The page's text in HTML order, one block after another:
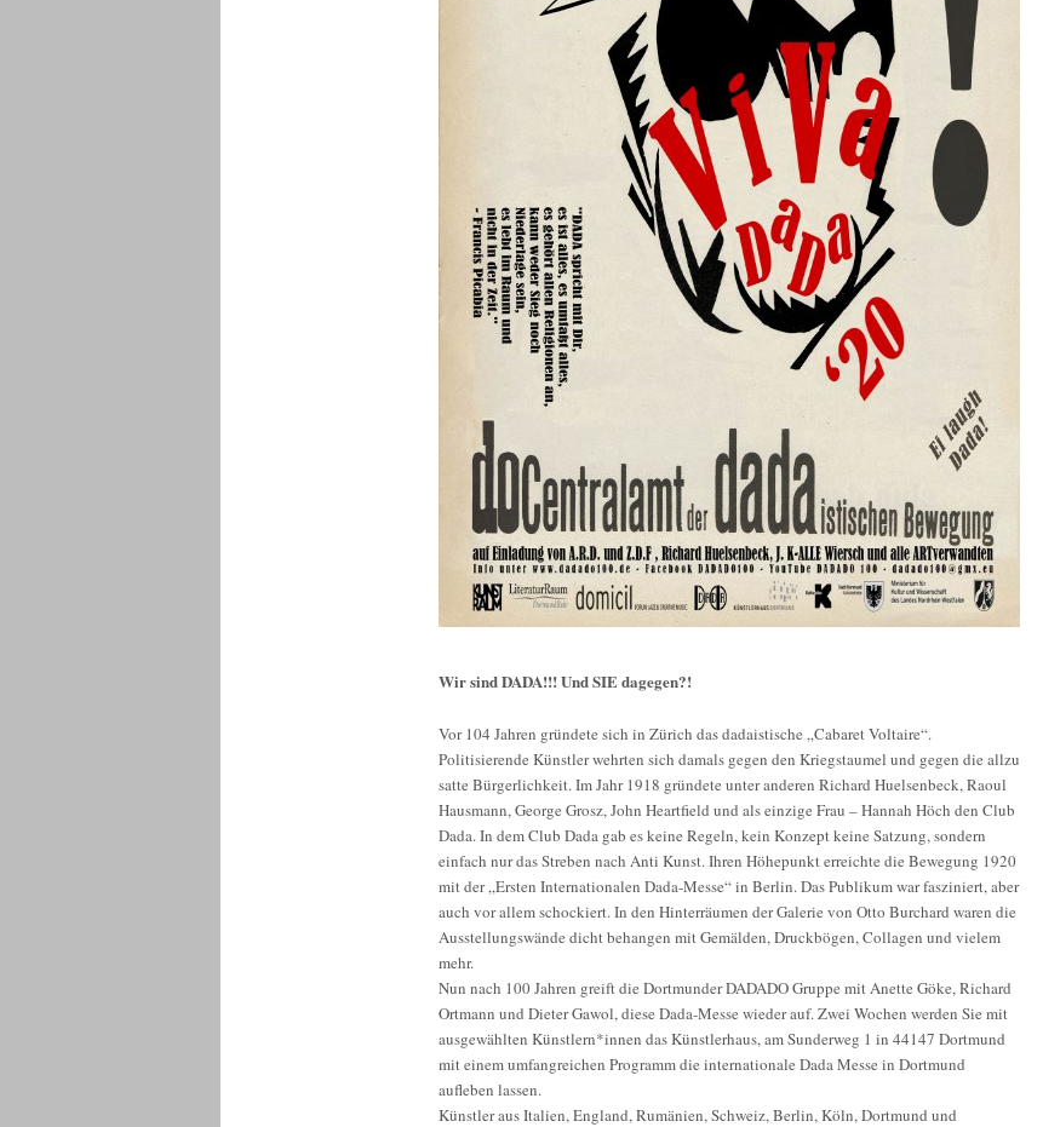
Wir sind DADA!!! Und SIE dagegen?!
Vor 104 Jahren gründete sich in Zürich das dadaistische „Cabaret Voltaire“.
Politisierende Künstler wehrten sich damals gegen den Kriegstaumel und gegen die allzu
satte Bürgerlichkeit. Im Jahr 1918 gründete unter anderen Richard Huelsenbeck, Raoul
Hausmann, George Grosz, John Heartfield und als einzige Frau – Hannah Höch den Club
Dada. In dem Club Dada gab es keine Regeln, kein Konzept keine Satzung, sondern
einfach nur das Streben nach Anti Kunst. Ihren Höhepunkt erreichte die Bewegung 1920
mit der „Ersten Internationalen Dada-Messe“ in Berlin. Das Publikum war fasziniert, aber
auch vor allem schockiert. In den Hinterräumen der Galerie von Otto Burchard waren die
Ausstellungswände dicht behangen mit Gemälden, Druckbögen, Collagen und vielem
mehr.
Nun nach 100 Jahren greift die Dortmunder DADADO Gruppe mit Anette Göke, Richard
Ortmann und Dieter Gawol, diese Dada-Messe wieder auf. Zwei Wochen werden Sie mit
ausgewählten Künstlern*innen das Künstlerhaus, am Sunderweg 1 in 44147 Dortmund
mit einem umfangreichen Programm die internationale Dada Messe in Dortmund
aufleben lassen.
Künstler aus Italien, England, Rumänien, Schweiz, Berlin, Köln, Dortmund und